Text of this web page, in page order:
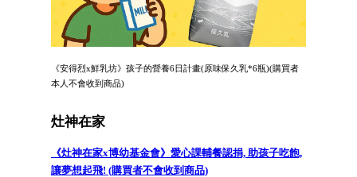
《安得烈x鮮乳坊》孩子的營養6日計畫(原味保久乳*6瓶)(購買者
本人不會收到商品)
灶神在家
《灶神在家x博幼基金會》愛心課輔餐認捐, 助孩子吃飽,
讓夢想起飛! (購買者不會收到商品)